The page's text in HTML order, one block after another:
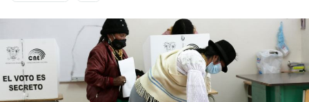
Economia
Altrecose
Mondiali calcio 2026